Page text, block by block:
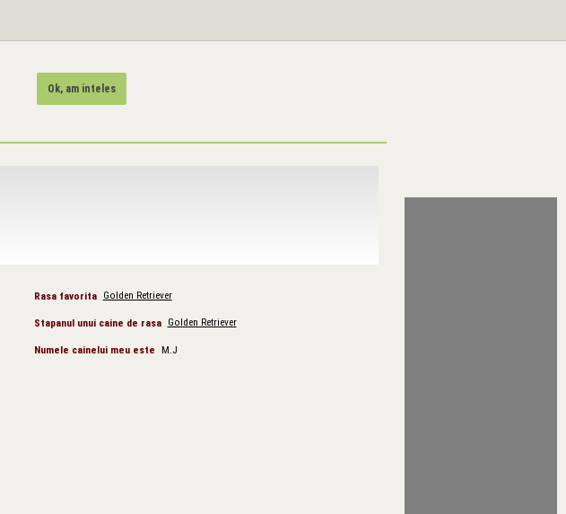
Ok, am inteles
Rasa favorita Golden Retriever
Stapanul unui caine de rasa Golden Retriever
Numele cainelui meu este M.J